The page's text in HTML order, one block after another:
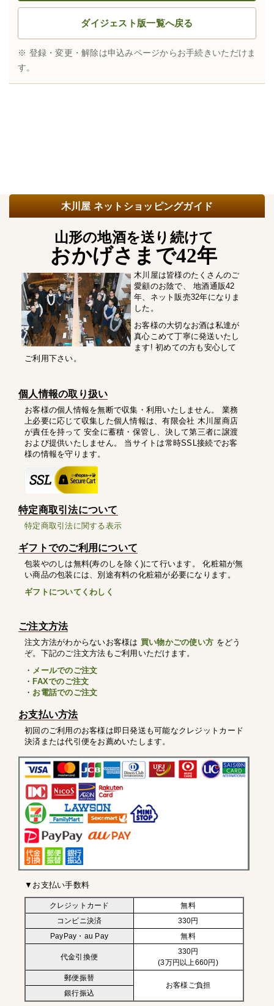
ダイジェスト版一覧へ戻る
※ 登録・変更・解除は申込みページからお手続きいただけま
す。
木川屋 ネットショッピングガイド
山形の地酒を送り続けて
おかげさまで42年
木川屋は皆様のたくさんのご
愛顧のお陰で、 地酒通販42
年、ネット販売32年になりま
した。
お客様の大切なお酒は私達が
真心こめて丁寧に発送いたし
ます! 初めての方も安心して
ご利用下さい。
個人情報の取り扱い
お客様の個人情報を無断で収集・利用いたしません。 業務
上必要に応じて収集した個人情報は、有限会社 木川屋商店
が責任を持って 安全に蓄積・保管し、決して第三者に譲渡
および提供いたしません。 当サイトは常時SSL接続でお客
様の情報を守ります。
特定商取引法について
特定商取引法に関する表示
ギフトでのご利用について
包装やのしは無料(寿のしを除く)にて行います。 化粧箱が無
い商品の包装には、別途有料の化粧箱が必要になります。
ギフトについてくわしく
ご注文方法
注文方法がわからないお客様は 買い物かごの使い方 をどう
ぞ。下記のご注文方法もご利用いただけます。
・ メールでのご注文
・ FAXでのご注文
・ お電話でのご注文
お支払い方法
初回のご利用のお客様は即日発送も可能なクレジットカード
決済または代引便をお薦めいたします。
▼お支払い手数料
クレジットカード
無料
コンビニ決済
330円
PayPay・au Pay
無料
代金引換便
330円
(3万円以上660円)
郵便振替
お客様ご負担
銀行振込